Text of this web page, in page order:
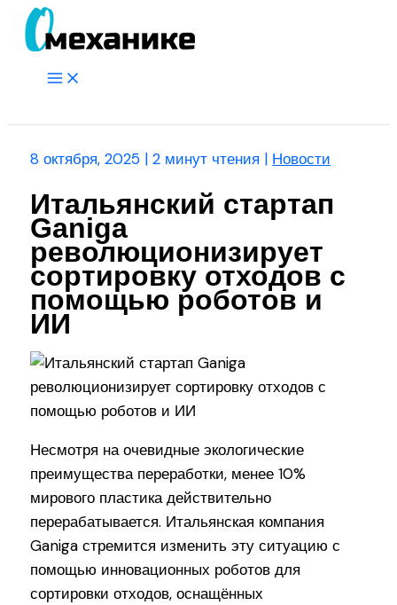
Перейти
Main
8 октября, 2025 |2 минут чтения | Новости
Итальянский стартап
Ganiga
революционизирует
сортировку отходов с
помощью роботов и
ИИ
Несмотря на очевидные экологические
преимущества переработки, менее 10%
мирового пластика действительно
перерабатывается. Итальянская компания
Ganiga стремится изменить эту ситуацию с
помощью инновационных роботов для
сортировки отходов, оснащённых